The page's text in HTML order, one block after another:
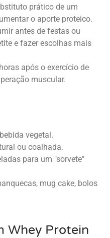
prático de um
o aporte proteico.
antes de festas ou
e fazer escolhas mais
após o exercício de
muscular.
vegetal.
ou coalhada.
para um "sorvete"
mug cake, bolos
Whey Protein